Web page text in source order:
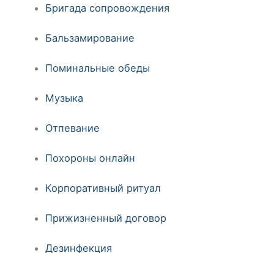
Бригада сопровождения
Бальзамирование
Поминальные обеды
Музыка
Отпевание
Похороны онлайн
Корпоративный ритуал
Прижизненный договор
Дезинфекция